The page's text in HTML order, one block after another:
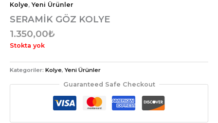
Kolye,Yeni Ürünler
SERAMİK GÖZ KOLYE
1.350,00₺
Stokta yok
Kategoriler: Kolye,Yeni Ürünler
Guaranteed Safe Checkout